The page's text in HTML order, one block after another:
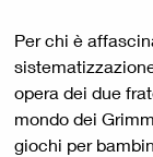
Per chi è
opera dei due
mondo dei
giochi per